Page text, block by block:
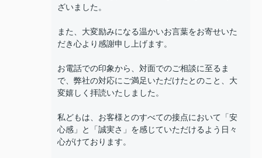
ざいました。
また、大変励みになる温かいお言葉をお寄せいた
だき心より感謝申し上げます。
お電話での印象から、対面でのご相談に至るま
で、弊社の対応にご満足いただけたとのこと、大
変嬉しく拝読いたしました。
私どもは、お客様とのすべての接点において「安
心感」と「誠実さ」を感じていただけるよう日々
心がけております。